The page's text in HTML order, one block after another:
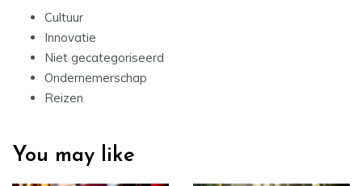
Cultuur
Innovatie
Niet gecategoriseerd
Ondernemerschap
Reizen
You may like